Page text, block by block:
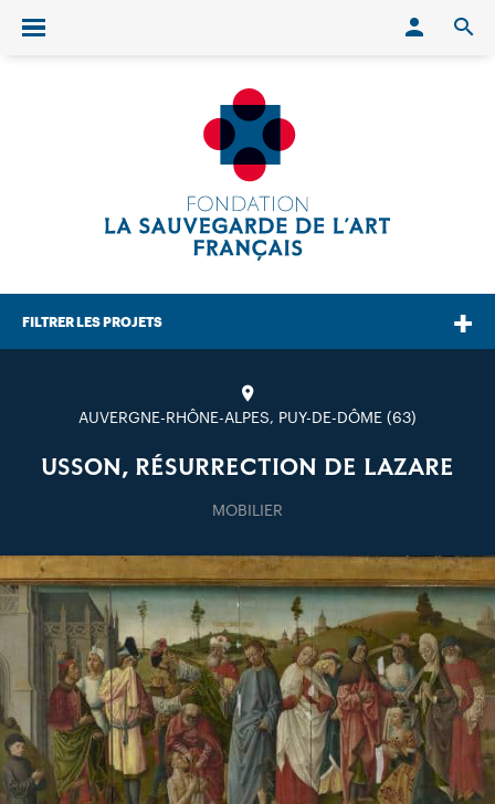
Ouvrir/fermer le menu
FILTRER LES PROJETS
AUVERGNE-RHÔNE-ALPES, PUY-DE-DÔME (63)
USSON, RÉSURRECTION DE LAZARE
MOBILIER